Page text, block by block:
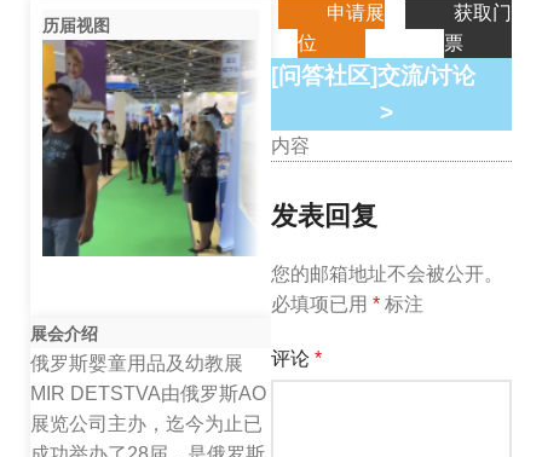
历届视图
展会介绍
俄罗斯婴童用品及幼教展
MIR DETSTVA由俄罗斯AO
展览公司主办，迄今为止已
申请展
位
获取门
票
[问答社区]交流/讨论
>
内容
发表回复
您的邮箱地址不会被公开。
必填项已用 * 标注
评论 *